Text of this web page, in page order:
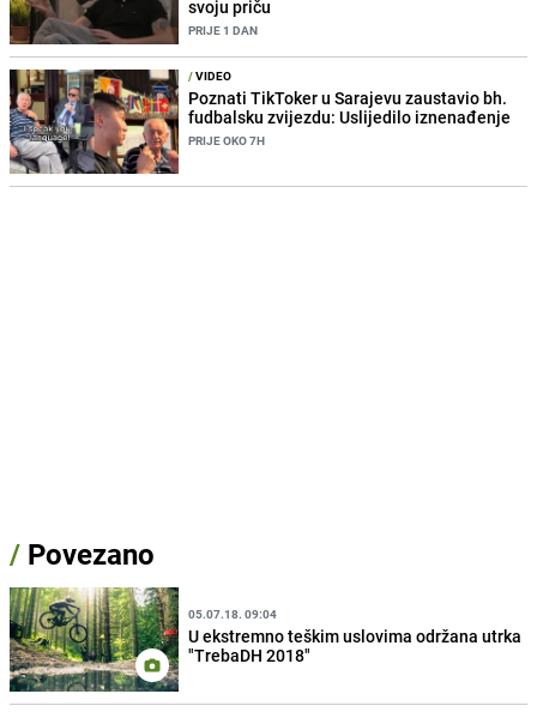
svoju priču
PRIJE 1 DAN
/VIDEO
Poznati TikToker u Sarajevu zaustavio bh.
fudbalsku zvijezdu: Uslijedilo iznenađenje
PRIJE OKO 7H
/ Povezano
05.07.18. 09:04
U ekstremno teškim uslovima održana utrka
"TrebaDH 2018"